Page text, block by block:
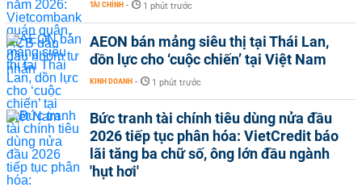
TÀI CHÍNH - 1 phút trước
AEON bán mảng siêu thị tại Thái Lan,
dồn lực cho ‘cuộc chiến’ tại Việt Nam
KINH DOANH - 1 phút trước
Bức tranh tài chính tiêu dùng nửa đầu
2026 tiếp tục phân hóa: VietCredit báo
lãi tăng ba chữ số, ông lớn đầu ngành
'hụt hơi'